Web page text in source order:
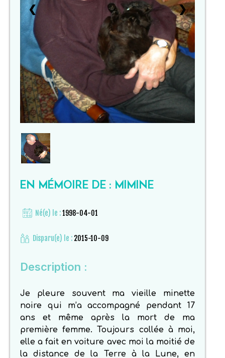
❮ ❯
EN MÉMOIRE DE : MIMINE
Né(e) le :1998-04-01
Disparu(e) le : 2015-10-09
Description :
Je pleure souvent ma vieille minette
noire qui m’a accompagné pendant 17
ans et même après la mort de ma
première femme. Toujours collée à moi,
elle a fait en voiture avec moi la moitié de
la distance de la Terre à la Lune, en